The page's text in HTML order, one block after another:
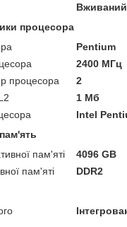
Вживаний
процесора
Pentium
2400 МГц
процесора
2
1 Мб
Intel
пам'яті
4096 GB
пам'яті
DDR2